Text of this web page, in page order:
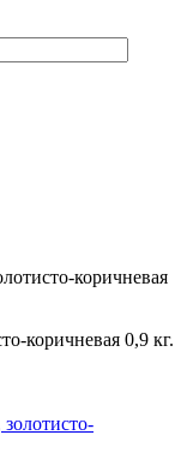
коричневая
коричневая 0,9 кг.